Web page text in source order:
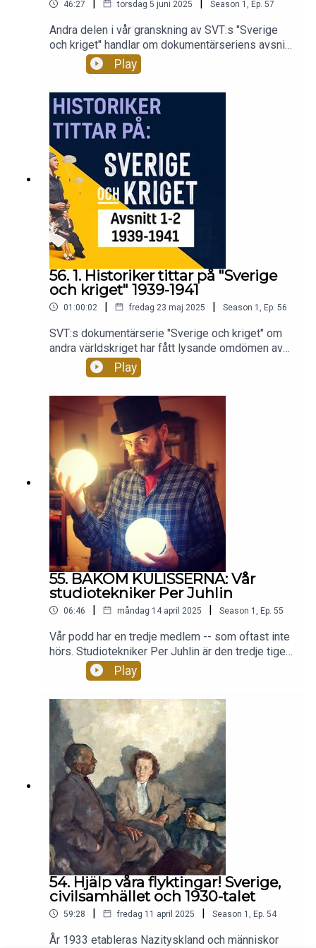
46:27 | torsdag 5 juni 2025 | Season 1 Ep. 57
Andra delen i vår granskning av SVT:s "Sverige
och kriget" handlar om dokumentärseriens avsnitt
tre och fyra. Tillsammans med historikern och
experten på andra världskriget, docent Mikael
angående Förintelsen, som utgör en viktig del av
berättelsen. Tar producenterna sitt viktiga
folkbildande uppdrag på nödvändigt allvar,
avseende fakta och verklighet? Vi har tittat på
avsnitt 3 med titeln "Krigsbarnen" (1941-1942)
och avsnitt 4 med titeln "Vändpunkten" (1943-
1944). I nästa del kommer vi att granska avsnitt 5
samt föra en avslutande diskussion.
Play
56. 1. Historiker tittar på "Sverige
och kriget" 1939-1941
01:00:02 | fredag 23 maj 2025 | Season 1 Ep. 56
SVT:s dokumentärserie "Sverige och kriget" om
andra världskriget har fått lysande omdömen av
tv-recensenter -- men vi tittar på den med
historikerögon, tillsammans med docent Mikael
TV-serien faktamässigt och vetenskapligt bakom
den bländande ytan? I denna episod av vår podd
granskar vi de två första avsnitten; dels det
första, "Utbrottet", om september 1939 fram till
våren 1940, dels det andra, "Omringade", som
löper fram till juni 1941. I nästa podd kommer vi
att granska avsnitt 3 och 4.
Play
55. BAKOM KULISSERNA: Vår
studiotekniker Per Juhlin
06:46 | måndag 14 april 2025 | Season 1 Ep. 55
Vår podd har en tredje medlem -- som oftast inte
hörs. Studiotekniker Per Juhlin är den tredje tigern
och har ett glödande historieintresse. Dessutom
är han en av Sveriges främsta inläsare av
Larsmos bok "Översten" samt Henrik Arnstads
biografi "Den förbannade optimisten Ernst
Wigforss". Per driver studioföretaget Beppo som
är en av våra sponsorer. Här samtalar han med Ola
och Henrik i ett extrainsatt bakom-kulisserna-
avsnitt av En svensk tiger.
Play
54. Hjälp våra flyktingar! Sverige,
civilsamhället och 1930-talet
59:28 | fredag 11 april 2025 | Season 1 , Ep. 54
År 1933 etableras Nazityskland och människor